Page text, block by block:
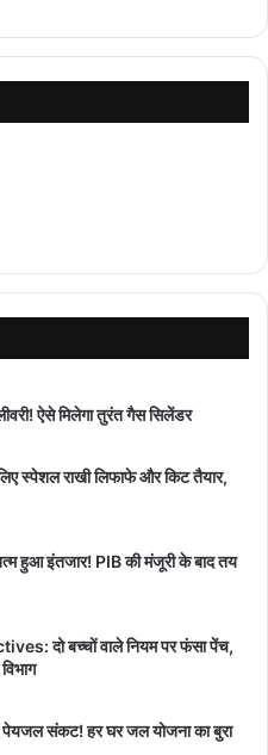
ऐसे मिलेगा तुरंत गैस सिलेंडर
स्पेशल राखी लिफाफे और किट तैयार,
इंतजार! PIB की मंजूरी के बाद तय
दो बच्चों वाले नियम पर फंसा पेंच,
पेयजल संकट! हर घर जल योजना का बुरा